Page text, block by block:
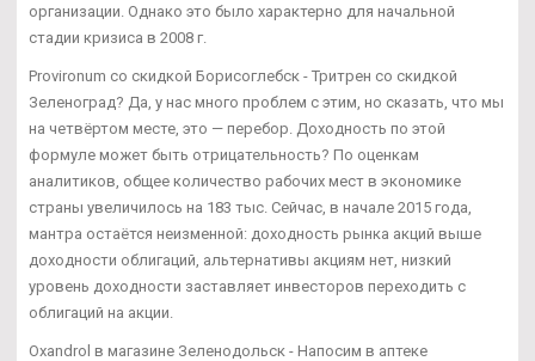
организации. Однако это было характерно для начальной
стадии кризиса в 2008 г.
Provironum со скидкой Борисоглебск - Тритрен со скидкой
Зеленоград? Да, у нас много проблем с этим, но сказать, что мы
на четвёртом месте, это — перебор. Доходность по этой
формуле может быть отрицательность? По оценкам
аналитиков, общее количество рабочих мест в экономике
страны увеличилось на 183 тыс. Сейчас, в начале 2015 года,
мантра остаётся неизменной: доходность рынка акций выше
доходности облигаций, альтернативы акциям нет, низкий
уровень доходности заставляет инвесторов переходить с
облигаций на акции.
Oxandrol в магазине Зеленодольск - Напосим в аптеке